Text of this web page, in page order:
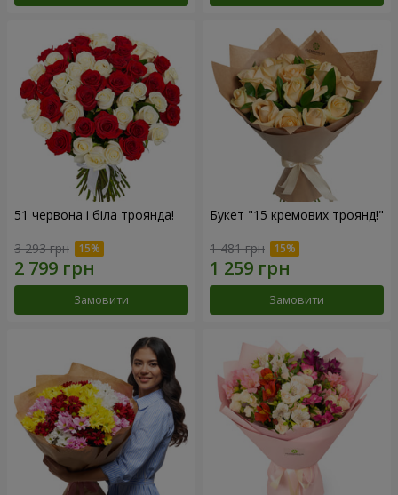
51 червона і біла троянда!
3 293 грн
Замовити
Букет "15 кремових троянд!"
1 481 грн
Замовити